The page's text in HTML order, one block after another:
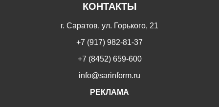
КОНТАКТЫ
г. Саратов, ул. Горького, 21
+7 (917) 982-81-37
+7 (8452) 659-600
info@sarinform.ru
РЕКЛАМА